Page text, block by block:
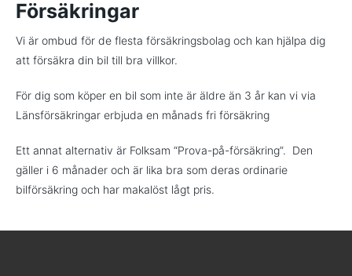
Försäkringar
Vi är ombud för de flesta försäkringsbolag och kan hjälpa dig
att försäkra din bil till bra villkor.
För dig som köper en bil som inte är äldre än 3 år kan vi via
Länsförsäkringar erbjuda en månads fri försäkring
Ett annat alternativ är Folksam “Prova-på-försäkring”. Den
gäller i 6 månader och är lika bra som deras ordinarie
bilförsäkring och har makalöst lågt pris.